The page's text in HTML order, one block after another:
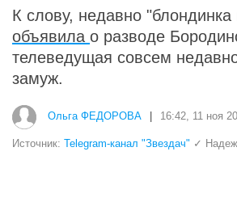
К слову, недавно
объявила о разводе
телеведущая совсем
замуж.
Ольга ФЕДОРОВА 16:42, 11 ноя
Источник: Telegram-канал "Звездач" ✓